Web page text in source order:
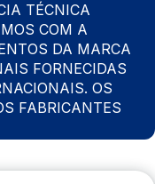
TÉCNICA
COM A
DA MARCA
FORNECIDAS
OS
FABRICANTES